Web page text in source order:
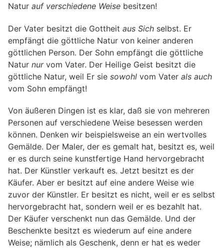
Natur auf verschiedene Weise besitzen!
Der Vater besitzt die Gottheit aus Sich selbst. Er
empfängt die göttliche Natur von keiner anderen
göttlichen Person. Der Sohn empfängt die göttliche
Natur nurvom Vater. Der Heilige Geist besitzt die
göttliche Natur, weil Er sie sowohl vom Vater als auch
vom Sohn empfängt!
Von äußeren Dingen ist es klar, daß sie von mehreren
Personen auf verschiedene Weise besessen werden
können. Denken wir beispielsweise an ein wertvolles
Gemälde. Der Maler, der es gemalt hat, besitzt es, weil
er es durch seine kunstfertige Hand hervorgebracht
hat. Der Künstler verkauft es. Jetzt besitzt es der
Käufer. Aber er besitzt auf eine andere Weise wie
zuvor der Künstler. Er besitzt es nicht, weil er es selbst
hervorgebracht hat, sondern weil er es bezahlt hat.
Der Käufer verschenkt nun das Gemälde. Und der
Beschenkte besitzt es wiederum auf eine andere
Weise; nämlich als Geschenk, denn er hat es weder